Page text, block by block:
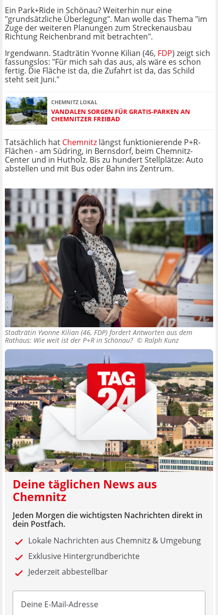
Ein Park+Ride in Schönau? Weiterhin nur eine
"grundsätzliche Überlegung". Man wolle das Thema "im
Zuge der weiteren Planungen zum Streckenausbau
Richtung Reichenbrand mit betrachten".
Irgendwann. Stadträtin Yvonne Kilian (46, FDP) zeigt sich
fassungslos: "Für mich sah das aus, als wäre es schon
fertig. Die Fläche ist da, die Zufahrt ist da, das Schild
steht seit Juni."
CHEMNITZ LOKAL
VANDALEN SORGEN FÜR GRATIS-PARKEN AN
CHEMNITZER FREIBAD
Tatsächlich hat Chemnitz längst funktionierende P+R-
Flächen - am Südring, in Bernsdorf, beim Chemnitz-
Center und in Hutholz. Bis zu hundert Stellplätze: Auto
abstellen und mit Bus oder Bahn ins Zentrum.
Stadträtin Yvonne Kilian (46, FDP) fordert Antworten aus dem
Rathaus: Wie weit ist der P+R in Schönau? © Ralph Kunz
Deine täglichen News aus
Chemnitz
Jeden Morgen die wichtigsten Nachrichten direkt in
dein Postfach.
Lokale Nachrichten aus Chemnitz & Umgebung
Exklusive Hintergrundberichte
Jederzeit abbestellbar